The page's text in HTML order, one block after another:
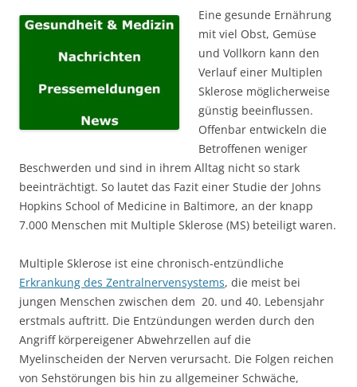
Eine gesunde Ernährung
mit viel Obst, Gemüse
und Vollkorn kann den
Verlauf einer Multiplen
Sklerose möglicherweise
günstig beeinflussen.
Offenbar entwickeln die
Betroffenen weniger
Beschwerden und sind in ihrem Alltag nicht so stark
beeinträchtigt. So lautet das Fazit einer Studie der Johns
Hopkins School of Medicine in Baltimore, an der knapp
7.000 Menschen mit Multiple Sklerose (MS) beteiligt waren.
Multiple Sklerose ist eine chronisch-entzündliche
Erkrankung des Zentralnervensystems, die meist bei
jungen Menschen zwischen dem 20. und 40. Lebensjahr
erstmals auftritt. Die Entzündungen werden durch den
Angriff körpereigener Abwehrzellen auf die
Myelinscheiden der Nerven verursacht. Die Folgen reichen
von Sehstörungen bis hin zu allgemeiner Schwäche,